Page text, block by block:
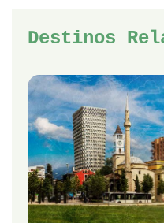
Destinos